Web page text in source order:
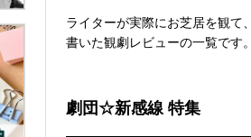
ライターが実際にお芝居を観て
書いた観劇レビューの一覧です。
劇団☆新感線 特集